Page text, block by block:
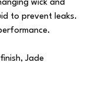
wick and
to prevent leaks.
Jade